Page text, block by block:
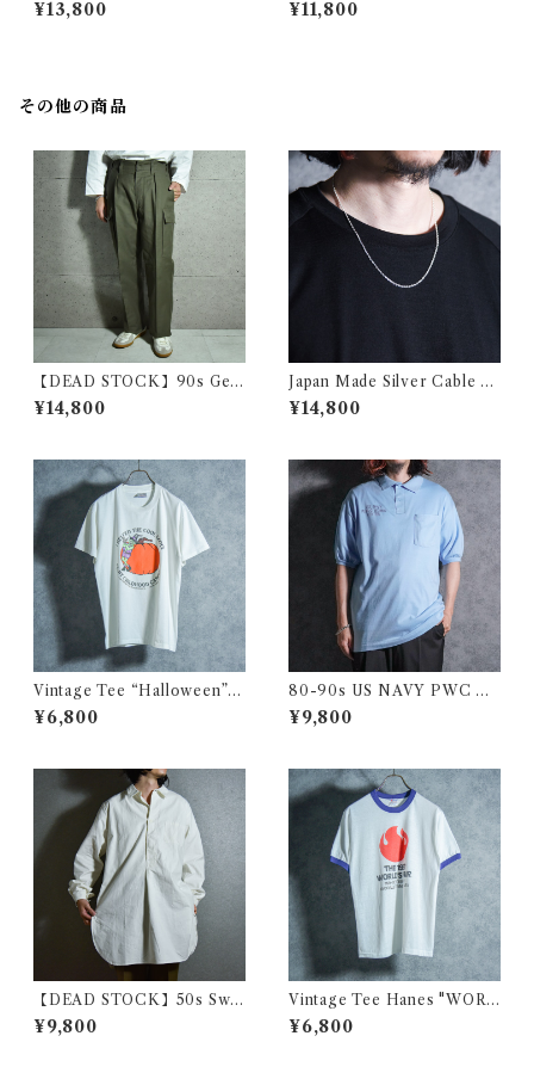
e in Italy プリンシペ ヴィン
¥13,800
PANT Gray ラルフローレン
¥11,800
その他の商品
【DEAD STOCK】90s Ger
man Army Moleskin Pants
ドイツ軍 モールスキン カーゴ
¥14,800
Japan Made Silver Cable C
hain Nacklace シルバー ケー
ブル チェーン ネックレス 日本
¥14,800
Vintage Tee “Halloween” O
nietaヴィンテージ Tシャツ ハ
ロウィン オニータ 115
¥6,800
80-90s US NAVY PWC PU
BLIC WORKS CENTER an
vil Polo Shirts アメリカ 海軍
¥9,800
【DEAD STOCK】50s Swe
dish Army Pull Over Shirts
スウェーデン軍 プルオーバー
¥9,800
Vintage Tee Hanes "WORL
D'S FAIR ヴィンテージ リン
ガー Tシャツ 110
¥6,800